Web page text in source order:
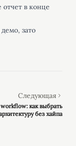
отчет в конце
зато
Следующая
как выбрать
без хайпа